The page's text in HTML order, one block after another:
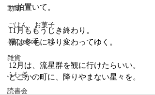
動画
ごはん、お菓子
朝のlesson
雑貨
ふしぎ
読書会
一拍置いて。
11月ももうじき終わり。
猫は冬毛に移り変わってゆく。
12月は、流星群を観に行けたらいい。
どこかの町に、降りやまない星々を。